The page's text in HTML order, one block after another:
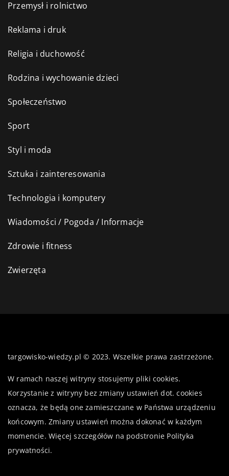
Przemysł i rolnictwo
Reklama i druk
Religia i duchowość
Rodzina i wychowanie dzieci
Społeczeństwo
Sport
Styl i moda
Sztuka i zainteresowania
Technologia i komputery
Wiadomości / Pogoda / Informacje
Zdrowie i fitness
Zwierzęta
targowisko-wiedzy.pl © 2023. Wszelkie prawa zastrzeżone.
W ramach naszej witryny stosujemy pliki cookies.
Korzystanie z witryny bez zmiany ustawień dot. cookies
oznacza, że będą one zamieszczane w Państwa urządzeniu
końcowym. Zmiany ustawień można dokonać w każdym
momencie. Więcej szczegółów na podstronie Polityka
prywatności.